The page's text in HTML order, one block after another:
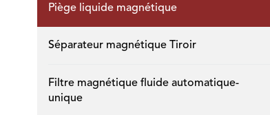
Piège liquide magnétique
Séparateur magnétique Tiroir
Filtre magnétique fluide automatique-
unique